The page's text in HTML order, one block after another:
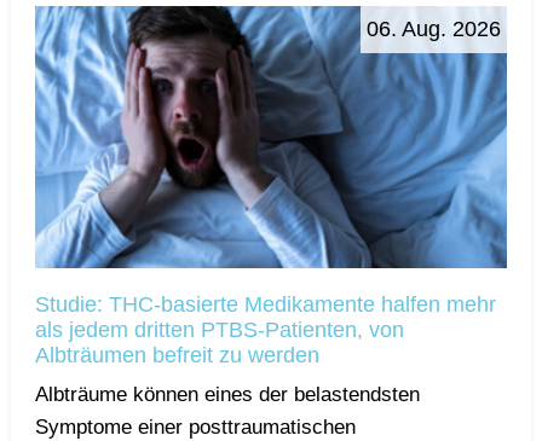
06. Aug. 2026
Studie: THC-basierte Medikamente halfen mehr
als jedem dritten PTBS-Patienten, von
Albträumen befreit zu werden
Albträume können eines der belastendsten
Symptome einer posttraumatischen